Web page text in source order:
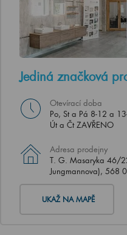
Jediná značková
Otevírací doba
Po, St a Pá 8-12 a
Út a Čt ZAVŘENO
Adresa prodejny
T. G. Masaryka 46/
Jungmannova), 568
UKAŽ NA MAPĚ